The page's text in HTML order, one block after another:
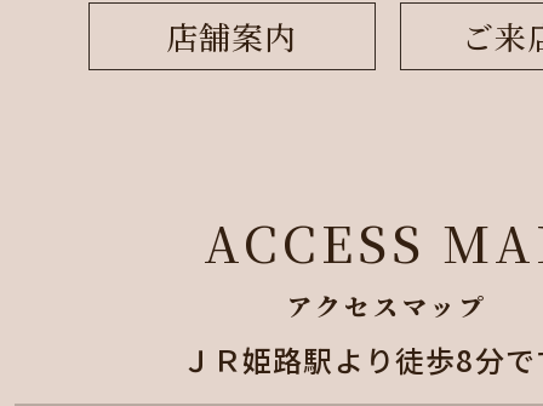
店舗案内 ご来
ACCESS
アクセスマップ
ＪＲ姫路駅より徒歩8分